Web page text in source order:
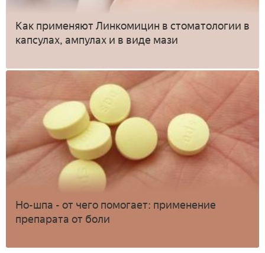
Как применяют Линкомицин в стоматологии в
капсулах, ампулах и в виде мази
Но-шпа - от чего помогает: применение
препарата от боли